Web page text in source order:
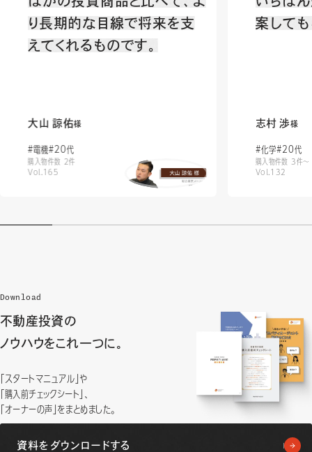
り長期的な目線で将来を支
えてくれるものです。
大山 諒佑様
#電機#20代
購入物件数 2件
Vol.165
案しても
志村 渉様
#化学#20代
購入物件数 3件〜
Vol.132
Download
不動産投資の
ノウハウをこれ一つに。
「スタートマニュアル」や
「購入前チェックシート」、
「オーナーの声」をまとめました。
資料をダウンロードする